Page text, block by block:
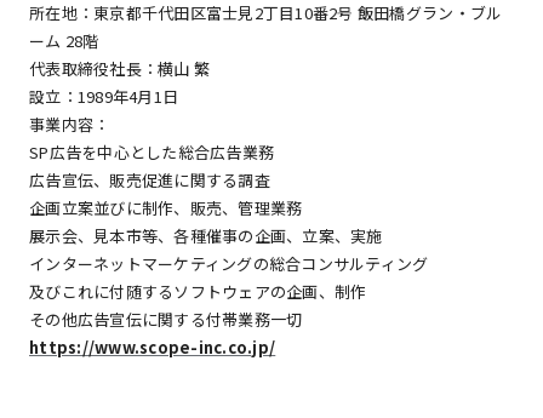
所在地：東京都千代田区富士見2丁目10番2号 飯田橋グラン・ブル
ーム 28階
代表取締役社長：横山 繁
設立：1989年4月1日
事業内容：
SP広告を中心とした総合広告業務
広告宣伝、販売促進に関する調査
企画立案並びに制作、販売、管理業務
展示会、見本市等、各種催事の企画、立案、実施
インターネットマーケティングの総合コンサルティング
及びこれに付随するソフトウェアの企画、制作
その他広告宣伝に関する付帯業務一切
https://www.scope-inc.co.jp/